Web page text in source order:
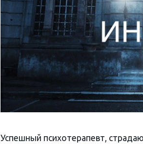
Успешный психотерапевт,